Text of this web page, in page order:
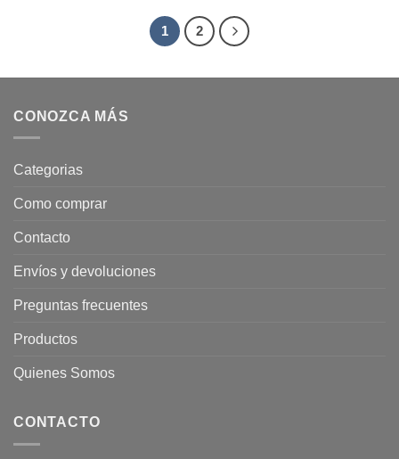
1 2
CONOZCA MÁS
Categorias
Como comprar
Contacto
Envíos y devoluciones
Preguntas frecuentes
Productos
Quienes Somos
CONTACTO